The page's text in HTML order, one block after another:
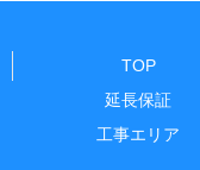
TOP
延長保証
工事エリア